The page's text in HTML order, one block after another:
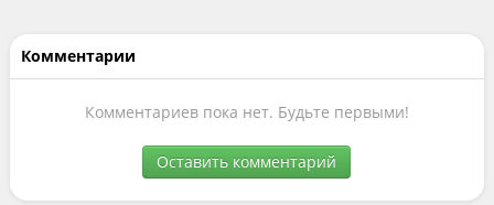
Комментарии
Комментариев пока нет. Будьте первыми!
Оставить комментарий